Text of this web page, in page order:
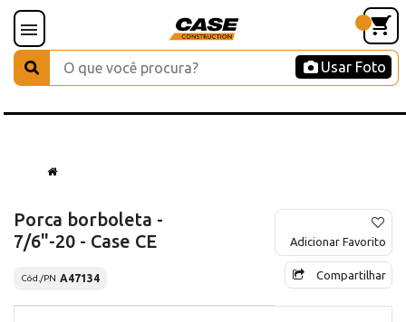
Usar Foto
Porca borboleta -
7/6"-20 - Case CE
Cód./PN A47134
Adicionar Favorito
Compartilhar